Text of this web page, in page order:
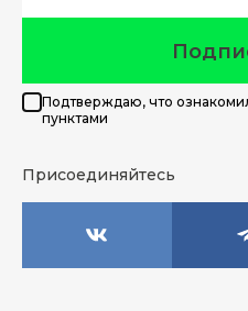
Подтверждаю, что
пунктами
Присоединяйтесь